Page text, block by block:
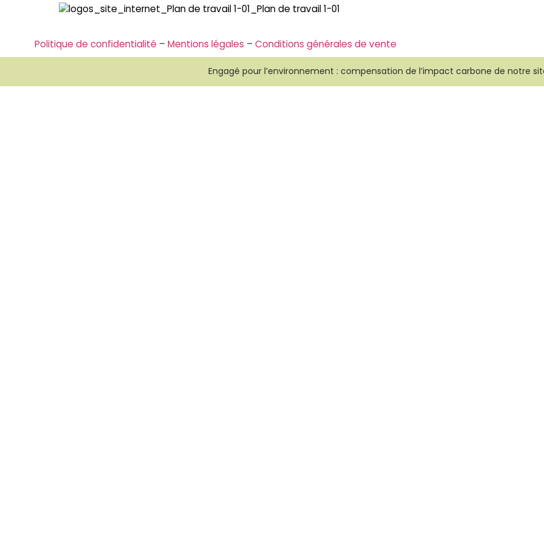
Politique de confidentialité – Mentions légales – Conditions générales de vente
Engagé pour l’environnement : compensation de l’impact carbone de notre